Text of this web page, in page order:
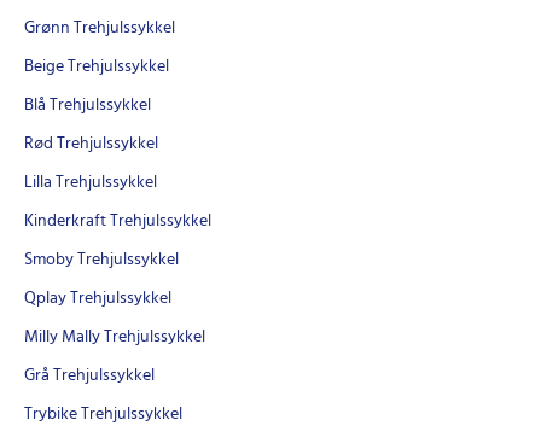
Grønn Trehjulssykkel
Beige Trehjulssykkel
Blå Trehjulssykkel
Rød Trehjulssykkel
Lilla Trehjulssykkel
Kinderkraft Trehjulssykkel
Smoby Trehjulssykkel
Qplay Trehjulssykkel
Milly Mally Trehjulssykkel
Grå Trehjulssykkel
Trybike Trehjulssykkel